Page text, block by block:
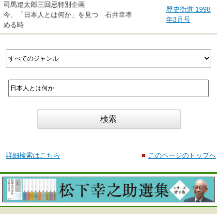
司馬遼太郎三回忌特別企画
今、「日本人とは何か」を見つ
める時
石井幸孝
歴史街道 1998
年3月号
詳細検索はこちら このページのトップへ